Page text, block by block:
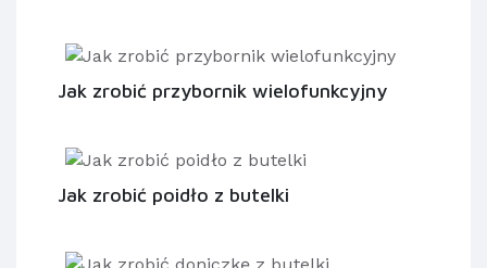
Jak zrobić przybornik wielofunkcyjny
Jak zrobić poidło z butelki